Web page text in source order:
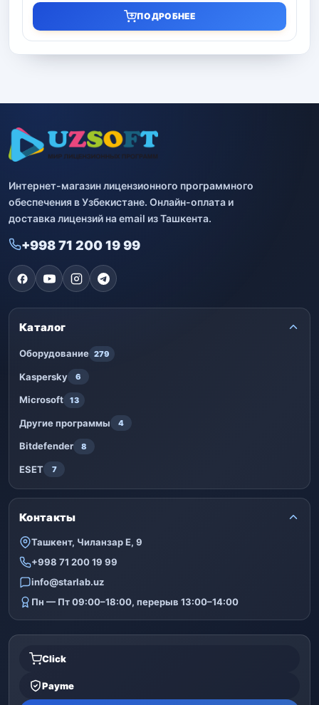
ПОДРОБНЕЕ
Интернет-магазин лицензионного программного
обеспечения в Узбекистане. Онлайн-оплата и
доставка лицензий на email из Ташкента.
+998 71 200 19 99
Каталог
Оборудование 279
Kaspersky 6
Microsoft 13
Другие программы 4
Bitdefender 8
ESET 7
Контакты
Ташкент, Чиланзар Е, 9
+998 71 200 19 99
info@starlab.uz
Пн — Пт 09:00–18:00, перерыв 13:00–14:00
Click
Payme